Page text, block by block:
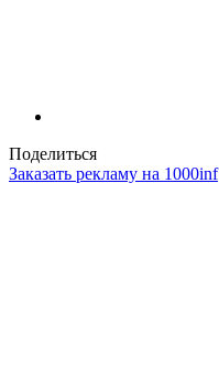
Поделиться
Заказать рекламу на 1000inf